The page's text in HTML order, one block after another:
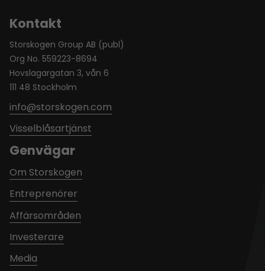
Kontakt
Storskogen Group AB (publ)
Org No. 559223-8694
Hovslagargatan 3, vån 6
111 48 Stockholm
info@storskogen.com
Visselblåsartjänst
Genvägar
Om Storskogen
Entreprenörer
Affärsområden
Investerare
Media